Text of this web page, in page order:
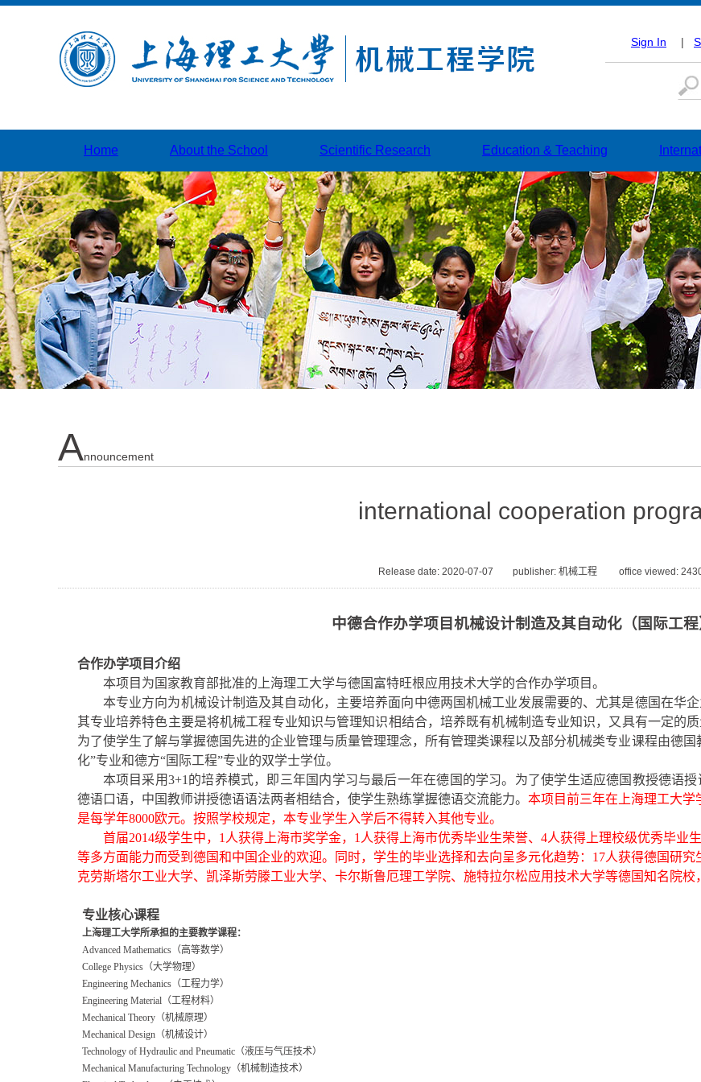
|
Sign In
Home About the School Scientific Research Education & Teaching
ANnouncement
international cooperation
Release date: 2020-07-07 publisher: 机械工程 office viewed:
中德合作办学项目机械设计制造及其自动化（国际工
合作办学项目介绍
本项目为国家教育部批准的上海理工大学与德国 富特旺根应用技术大学的合作办学项目。
本专业方向为机械设计制造及其自动化，主要培养面向中德两国机械工业发展需要的、尤其是德国在华
其专业培养特色主要是将机械工程专业知识与管理知识相结合，培养既有机械制造专业知识，又具有一定的
为了使学生了解与掌握德国先进的企业管理与质量管理理念，所有管理类课程以及部分机械类专业课程由德
化”专业和德方“国际工程”专业的双学士学位。
本项目采用3+1 的培养模式，即三年国内学习与最后一年在德国的学习。为了使学生适应德国教授德语
德语口语，中国教师讲授德语语法两者相结合，使学生熟练掌握德语交流能力。 本项目前三年在上海理工大学
是每学年8000欧元。按照学校规定，本专业学生入学后不得转入其他专业。
首届2014级学生中， 1 人获得上海市奖学金， 1 人获得上海市优秀毕业生荣誉、 4人获得上理校级优秀毕业
等多方面能力而受到德国和中国企业的欢迎。同时，学生的毕业选择和去向呈多元化趋势： 17人获得德国研究
克劳斯塔尔工业大学、凯泽斯劳滕工业大学、卡尔斯鲁厄理工学院、施特拉尔松应用技术大学等德国知名院校，
专业核心课程
上海理工大学所承担的主要教学课程：
Advanced Mathematics （高等数学）
College Physics （大学物理）
Engineering Mechanics （工程力学）
Engineering Material （工程材料）
Mechanical Theory （机械原理）
Mechanical Design （机械设计）
Technology of Hydraulic and Pneumatic （液压与气压技术）
Mechanical Manufacturing Technology （机械制造技术）